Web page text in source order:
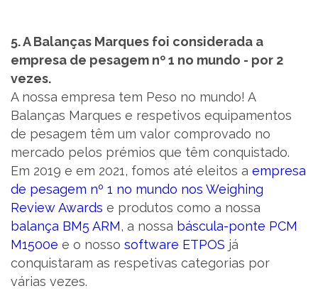
5. A Balanças Marques foi considerada a
empresa de pesagem nº 1 no mundo - por 2
vezes.
A nossa empresa tem Peso no mundo! A
Balanças Marques e respetivos equipamentos
de pesagem têm um valor comprovado no
mercado pelos prémios que têm conquistado.
Em 2019 e em 2021, fomos até eleitos a empresa
de pesagem nº 1 no mundo nos Weighing
Review Awards e produtos como a nossa
balança BM5 ARM, a nossa báscula-ponte PCM
M1500e e o nosso software ETPOS já
conquistaram as respetivas categorias por
várias vezes.